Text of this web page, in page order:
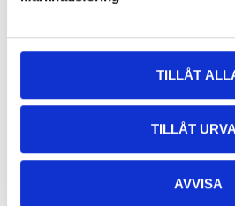
TILLÅT
TILLÅT
AVVISA
Other